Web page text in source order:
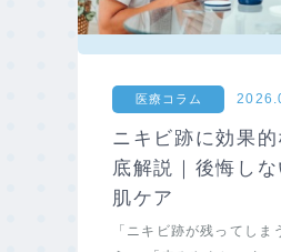
医療コラム
ニキビ跡に効果
底解説｜後悔し
肌ケア
「ニキビ跡が残ってしま